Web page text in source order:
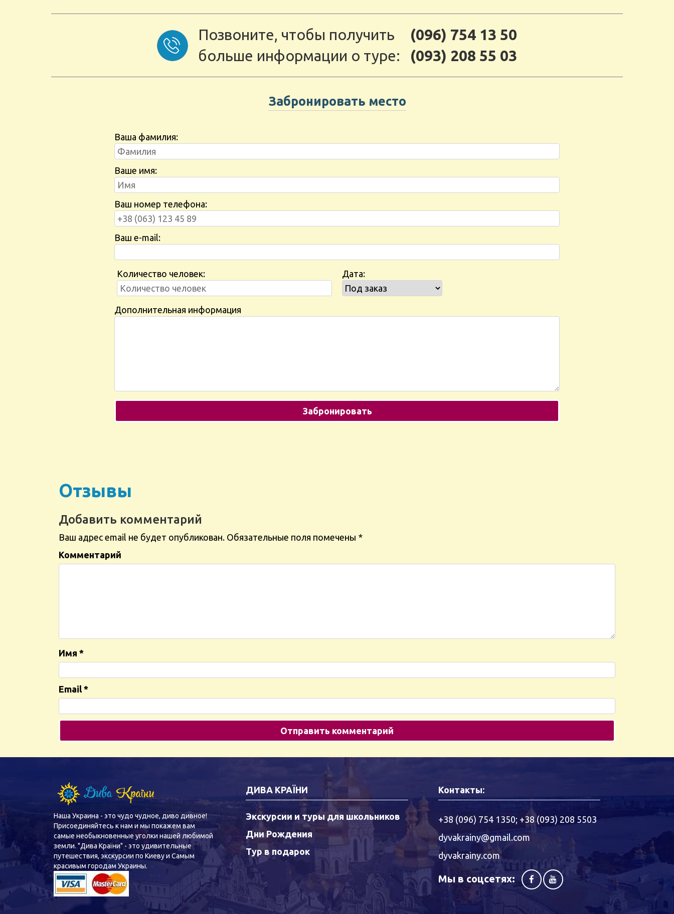
Позвоните, чтобы получить
больше информации о туре:
(096) 754 13 50
(093) 208 55 03
Забронировать место
Ваша фамилия:
Ваше имя:
Ваш номер телефона:
Ваш e-mail:
Количество человек: Дата:
Дополнительная информация
Отзывы
Добавить комментарий
Ваш адрес email не будет опубликован. Обязательные поля помечены *
Комментарий
Имя *
Email *
Наша Украина - это чудо чудное, диво дивное!
Присоединяйтесь к нам и мы покажем вам
самые необыкновенные уголки нашей любимой
земли. "Дива Країни" - это удивительные
путешествия, экскурсии по Киеву и Самым
красивым городам Украины.
ДИВА КРАЇНИ
Экскурсии и туры для школьников
Дни Рождения
Тур в подарок
Контакты:
+38 (096) 754 1350; +38 (093) 208 5503
dyvakrainy@gmail.com
dyvakrainy.com
Мы в соцсетях: